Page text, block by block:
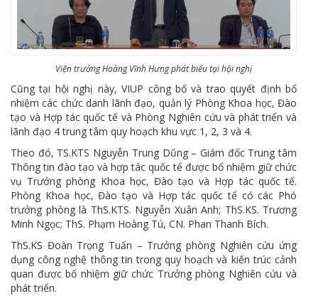
Viện trưởng Hoàng Vĩnh Hưng phát biểu tại hội nghị
Cũng tại hội nghị này, VIUP công bố và trao quyết định bổ
nhiệm các chức danh lãnh đạo, quản lý Phòng Khoa học, Đào
tạo và Hợp tác quốc tế và Phòng Nghiên cứu và phát triển và
lãnh đạo 4 trung tâm quy hoạch khu vực 1, 2, 3 và 4.
Theo đó, TS.KTS Nguyễn Trung Dũng – Giám đốc Trung tâm
Thông tin đào tạo và hợp tác quốc tế được bổ nhiệm giữ chức
vụ Trưởng phòng Khoa học, Đào tạo và Hợp tác quốc tế.
Phòng Khoa học, Đào tạo và Hợp tác quốc tế có các Phó
trưởng phòng là ThS.KTS. Nguyễn Xuân Anh; ThS.KS. Trương
Minh Ngọc; ThS. Phạm Hoàng Tú, CN. Phan Thanh Bích.
ThS.KS Đoàn Trọng Tuấn – Trưởng phòng Nghiên cứu ứng
dụng công nghệ thông tin trong quy hoạch và kiến trúc cảnh
quan được bổ nhiệm giữ chức Trưởng phòng Nghiên cứu và
phát triển.